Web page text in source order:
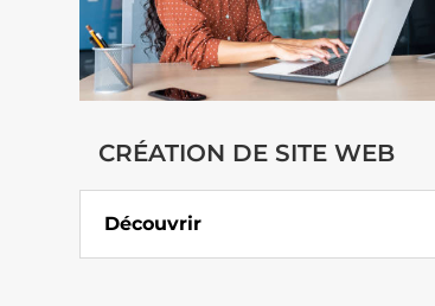
CRÉATION DE SITE WEB
Découvrir